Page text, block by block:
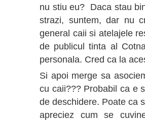
nu stiu eu? Daca stau
strazi, suntem, dar nu
general caii si atelajele
de publicul tinta al
personala. Cred ca la
Si apoi merge sa
cu caii??? Probabil ca e
de deschidere. Poate ca
apreciez cum se